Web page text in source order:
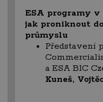
ESA programy
jak proniknout
průmyslu
Představení
a ESA BIC
Kuneš,